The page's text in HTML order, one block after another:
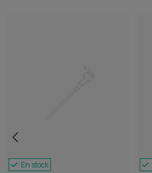
En stock